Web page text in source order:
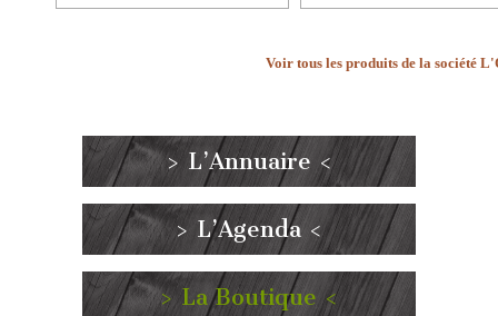
Voir tous les produits de la société
> L’Annuaire <
> L’Agenda <
> La Boutique <